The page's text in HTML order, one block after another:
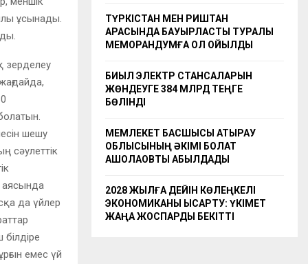
ұсынады.
зерделеу
шешу
сәулеттік
аясында
да үйлер
білдіре
емес үй
ТҮРКІСТАН МЕН РИШТАН
АРАСЫНДА БАУЫРЛАСТЫҚ ТУРАЛЫ
МЕМОРАНДУМҒА ҚОЛ ҚОЙЫЛДЫ
БИЫЛ ЭЛЕКТР СТАНСАЛАРЫН
ЖӨНДЕУГЕ 384 МЛРД ТЕҢГЕ
БӨЛІНДІ
МЕМЛЕКЕТ БАСШЫСЫ АТЫРАУ
ОБЛЫСЫНЫҢ ӘКІМІ БОЛАТ
АҚШОЛАҚОВТЫ ҚАБЫЛДАДЫ
2028 ЖЫЛҒА ДЕЙІН КӨЛЕҢКЕЛІ
ЭКОНОМИКАНЫ ҚЫСҚАРТУ: ҮКІМЕТ
ЖАҢА ЖОСПАРДЫ БЕКІТТІ